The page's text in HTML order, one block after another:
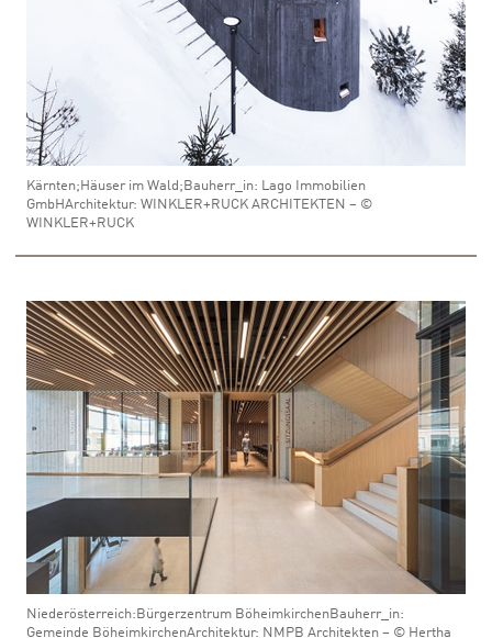
Kärnten;Häuser im Wald;Bauherr_in: Lago Immobilien
GmbHArchitektur: WINKLER+RUCK ARCHITEKTEN – ©
WINKLER+RUCK
Niederösterreich:Bürgerzentrum BöheimkirchenBauherr_in:
Gemeinde BöheimkirchenArchitektur: NMPB Architekten – © Hertha